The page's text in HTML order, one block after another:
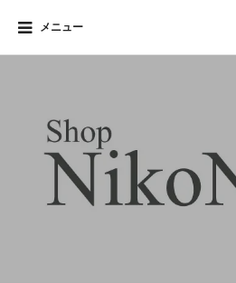
メニュー